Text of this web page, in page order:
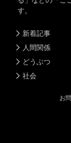
す。
新着記事
人間関係
どうぶつ
社会
お